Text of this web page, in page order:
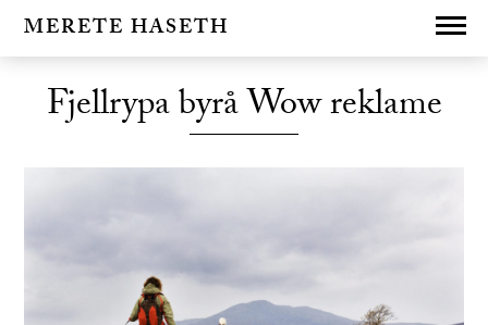
MERETE HASETH
Fjellrypa byrå Wow reklame